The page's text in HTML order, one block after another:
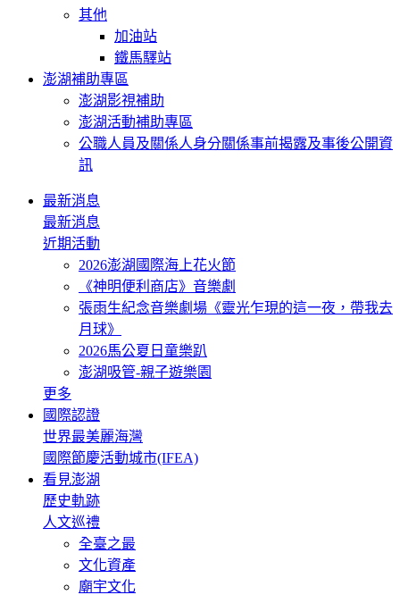
其他
加油站
鐵馬驛站
澎湖補助專區
澎湖影視補助
澎湖活動補助專區
公職人員及關係人身分關係事前揭露及事後公開資
訊
最新消息
最新消息
近期活動
2026澎湖國際海上花火節
《神明便利商店》音樂劇
張雨生紀念音樂劇場《靈光乍現的這一夜，帶我去
月球》
2026馬公夏日童樂趴
澎湖吸管-親子遊樂園
更多
國際認證
世界最美麗海灣
國際節慶活動城市(IFEA)
看見澎湖
歷史軌跡
人文巡禮
全臺之最
文化資產
廟宇文化